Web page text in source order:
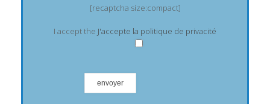
[recaptcha size:compact]
I accept the J'accepte la politique de privacité